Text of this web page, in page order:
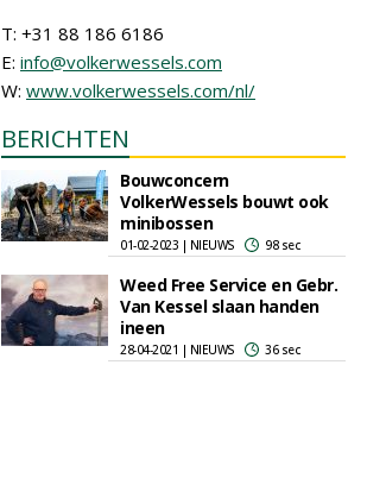
T: +31 88 186 6186
E: info@volkerwessels.com
W: www.volkerwessels.com/nl/
BERICHTEN
Bouwconcern
VolkerWessels bouwt ook
minibossen
01-02-2023 | NIEUWS 98 sec
Weed Free Service en Gebr.
Van Kessel slaan handen
ineen
28-04-2021 | NIEUWS 36 sec